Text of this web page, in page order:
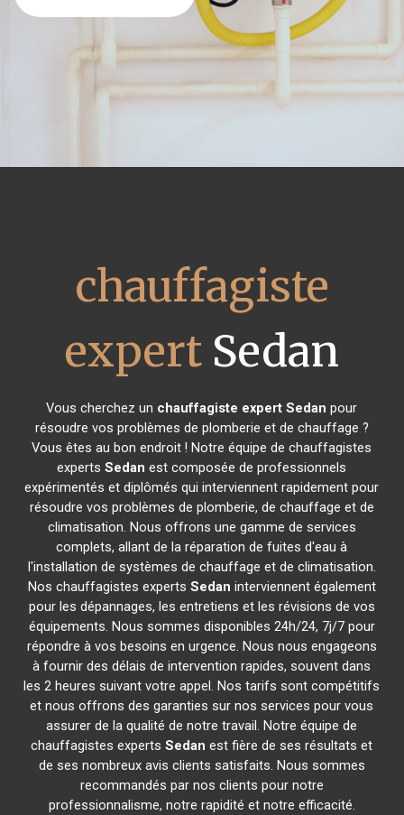
chauffagiste
expertSedan
Vous cherchez un chauffagiste expert Sedan pour
résoudre vos problèmes de plomberie et de chauffage ?
Vous êtes au bon endroit ! Notre équipe de chauffagistes
expertsSedan est composée de professionnels
expérimentés et diplômés qui interviennent rapidement pour
résoudre vos problèmes de plomberie, de chauffage et de
climatisation. Nous offrons une gamme de services
complets, allant de la réparation de fuites d'eau à
l'installation de systèmes de chauffage et de climatisation.
Nos chauffagistes experts Sedan interviennent également
pour les dépannages, les entretiens et les révisions de vos
équipements. Nous sommes disponibles 24h/24, 7j/7 pour
répondre à vos besoins en urgence. Nous nous engageons
à fournir des délais de intervention rapides, souvent dans
les 2 heures suivant votre appel. Nos tarifs sont compétitifs
et nous offrons des garanties sur nos services pour vous
assurer de la qualité de notre travail. Notre équipe de
chauffagistes expertsSedan est fière de ses résultats et
de ses nombreux avis clients satisfaits. Nous sommes
recommandés par nos clients pour notre
professionnalisme, notre rapidité et notre efficacité.